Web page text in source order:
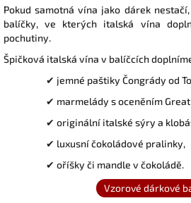
Pokud samotná vína jako dárek
balíčky, ve kterých italská vína
pochutiny.
Špičková italská vína v balíčcích
✔ jemné paštiky Čongrády od
✔ marmelády s oceněním
✔ originální italské sýry a
✔ luxusní čokoládové pralinky,
✔ oříšky či mandle v čokoládě.